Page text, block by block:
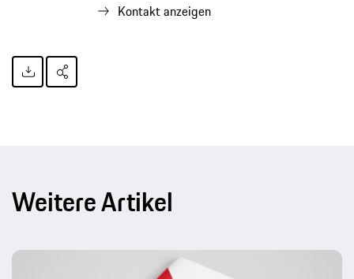
Kontakt anzeigen
Weitere Artikel